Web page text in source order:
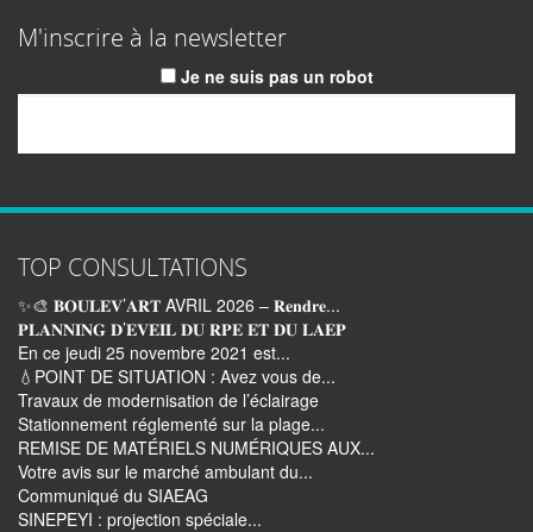
M'inscrire à la newsletter
Je ne suis pas un robot
TOP CONSULTATIONS
✨🎨 𝐁𝐎𝐔𝐋𝐄𝐕’𝐀𝐑𝐓 AVRIL 2026 – 𝐑𝐞𝐧𝐝𝐫𝐞...
𝐏𝐋𝐀𝐍𝐍𝐈𝐍𝐆 𝐃’𝐄𝐕𝐄𝐈𝐋 𝐃𝐔 𝐑𝐏𝐄 𝐄𝐓 𝐃𝐔 𝐋𝐀𝐄𝐏
En ce jeudi 25 novembre 2021 est...
💧POINT DE SITUATION : Avez vous de...
Travaux de modernisation de l’éclairage
Stationnement réglementé sur la plage...
REMISE DE MATÉRIELS NUMÉRIQUES AUX...
Votre avis sur le marché ambulant du...
Communiqué du SIAEAG
SINEPEYI : projection spéciale...